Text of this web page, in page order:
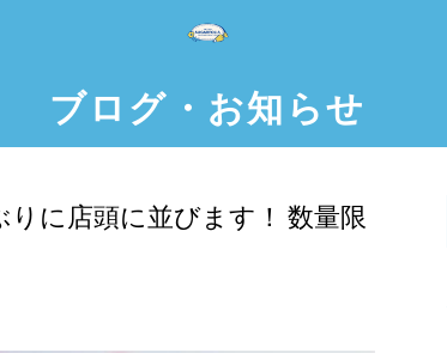
ブログ・お知らせ
に店頭に並びます！ 数量限